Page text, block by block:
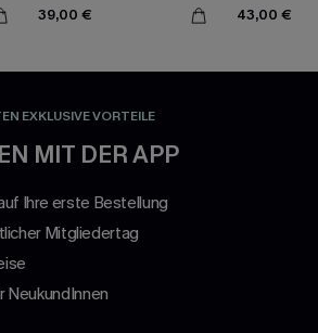
39,00 € 43,00 €
EXKLUSIVE VORTEILE
MIT DER APP
Ihre erste Bestellung
Mitgliedertag
NeukundInnen